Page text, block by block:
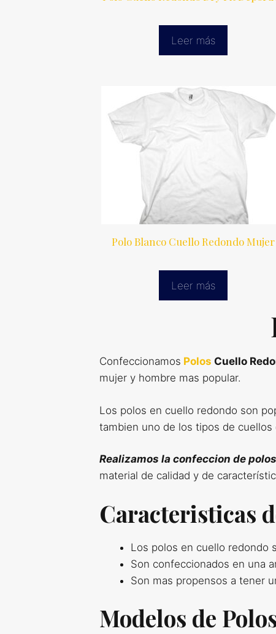
Leer más
Polo Blanco Cuello Redondo Mujer
Leer más
Confeccionamos Polos Cuello
mujer y hombre mas popular.
Los polos en cuello redondo son
tambien uno de los tipos de
Realizamos la confeccion de
material de calidad y de
Caracteristicas
Los polos en cuello redondo
Son confeccionados en una
Son mas propensos a tener
Modelos de